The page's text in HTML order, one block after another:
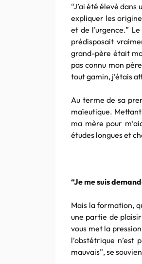
“J’ai été élevé
expliquer les
et de l’urgence.”
prédisposait
grand-père était
pas connu mon
tout gamin, j’étais
Au terme de sa
maïeutique.
ma mère pour
études longues et
“Je me suis
Mais la formation,
une partie de
vous met la
l’obstétrique n’est
mauvais”, se